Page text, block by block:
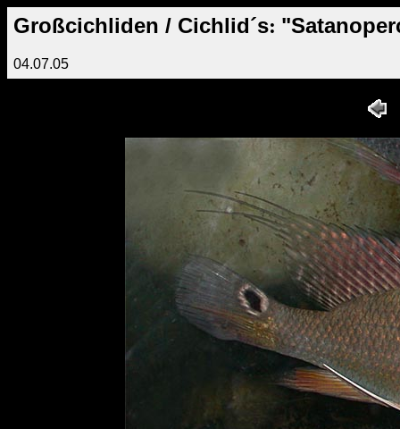
Großcichliden / Cichlid´s:
04.07.05